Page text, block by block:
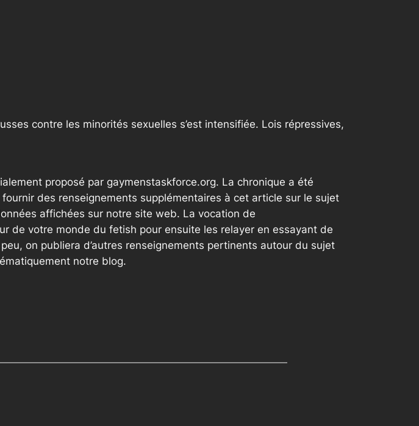
contre les minorités sexuelles s’est intensifiée. Lois répressives,
proposé par gaymenstaskforce.org. La chronique a été
des renseignements supplémentaires à cet article sur le sujet
affichées sur notre site web. La vocation de
de votre monde du fetish pour ensuite les relayer en essayant de
on publiera d’autres renseignements pertinents autour du sujet
notre blog.